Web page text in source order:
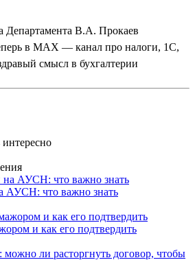
Департамента В.А. Прокаев
в MAX — канал про налоги, 1С,
смысл в бухгалтерии
АУСН: что важно знать
и как его подтвердить